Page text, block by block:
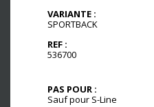
VARIANTE :
SPORTBACK
REF :
536700
PAS POUR :
Sauf pour S-Line